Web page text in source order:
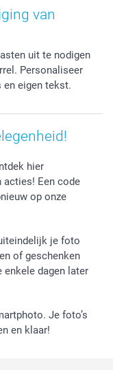
van
uit te nodigen
Personaliseer
eigen tekst.
hier
acties! Een code
op onze
je foto
of geschenken
dagen later
Je foto’s
en klaar!